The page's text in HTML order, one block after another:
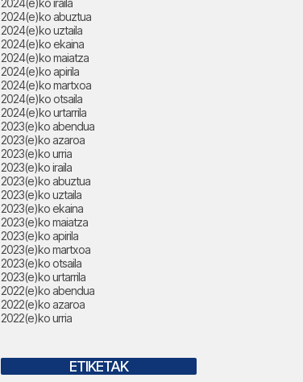
2024(e)ko iraila
2024(e)ko abuztua
2024(e)ko uztaila
2024(e)ko ekaina
2024(e)ko maiatza
2024(e)ko apirila
2024(e)ko martxoa
2024(e)ko otsaila
2024(e)ko urtarrila
2023(e)ko abendua
2023(e)ko azaroa
2023(e)ko urria
2023(e)ko iraila
2023(e)ko abuztua
2023(e)ko uztaila
2023(e)ko ekaina
2023(e)ko maiatza
2023(e)ko apirila
2023(e)ko martxoa
2023(e)ko otsaila
2023(e)ko urtarrila
2022(e)ko abendua
2022(e)ko azaroa
2022(e)ko urria
ETIKETAK